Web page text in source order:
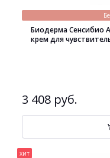
Биодерма Сенсибио
крем для
3 408 руб.
хит